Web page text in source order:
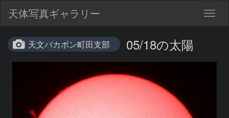
天体写真ギャラリー
天文バカボン町田支部 05/18の太陽